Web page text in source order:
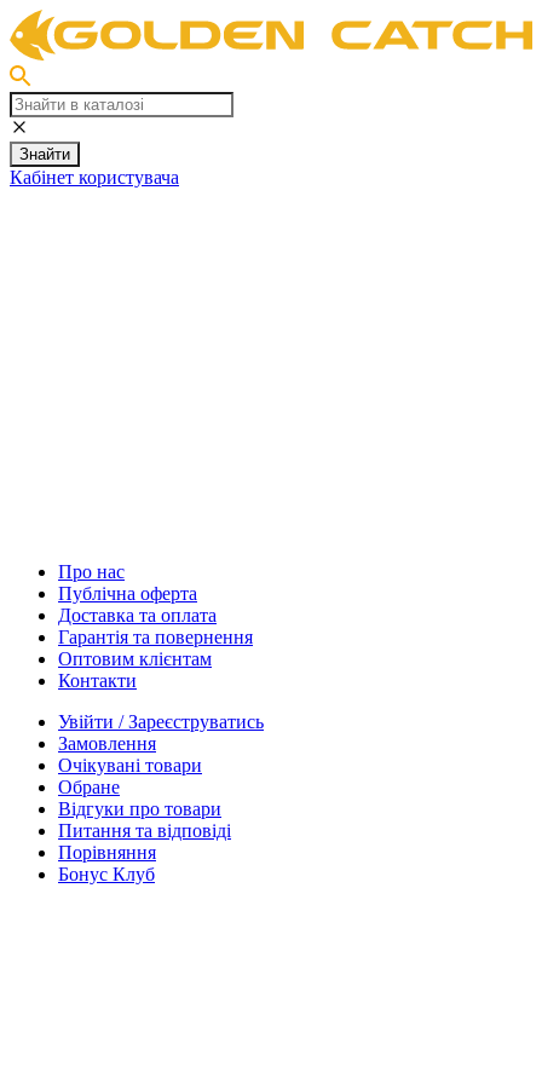
Знайти
Кабінет користувача
Про нас
Публічна оферта
Доставка та оплата
Гарантія та повернення
Оптовим клієнтам
Контакти
Увійти / Зареєструватись
Замовлення
Очікувані товари
Обране
Відгуки про товари
Питання та відповіді
Порівняння
Бонус Клуб